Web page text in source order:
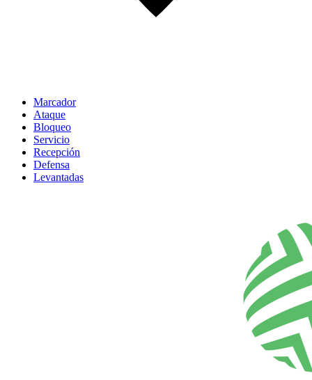
Marcador
Ataque
Bloqueo
Servicio
Recepción
Defensa
Levantadas